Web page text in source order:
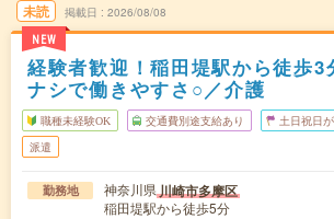
未読
NEW
掲載日 2026/08/08
経験者歓迎！稲田堤駅から徒歩3
ナシで働きやすさ○／介護
職種未経験OK 交通費別途支給あり 土日祝日
派遣
勤務地 神奈川県川崎市多摩区
稲田堤駅から徒歩5分